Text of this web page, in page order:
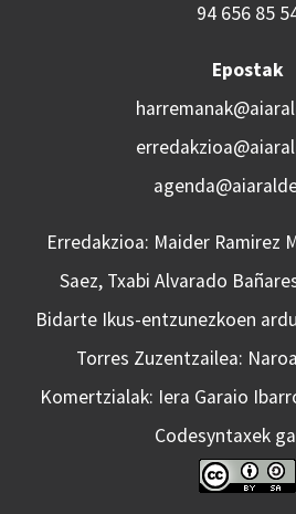
94 656 85
Epostak
Erredakzioa: Maider Ramirez
Saez, Txabi Alvarado
Bidarte Ikus-entzunezkoen
Torres Zuzentzailea:
Komertzialak: Iera Garaio
Codesyntaxek